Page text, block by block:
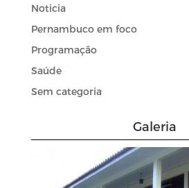
Noticia
Pernambuco em foco
Programação
Saúde
Sem categoria
Galeria